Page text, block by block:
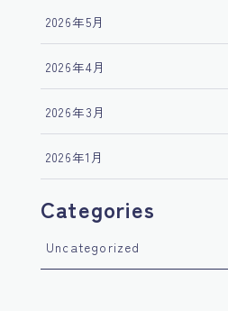
2026年5月
2026年4月
2026年3月
2026年1月
Categories
Uncategorized